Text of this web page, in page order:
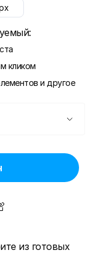
кликом
и другое
из готовых